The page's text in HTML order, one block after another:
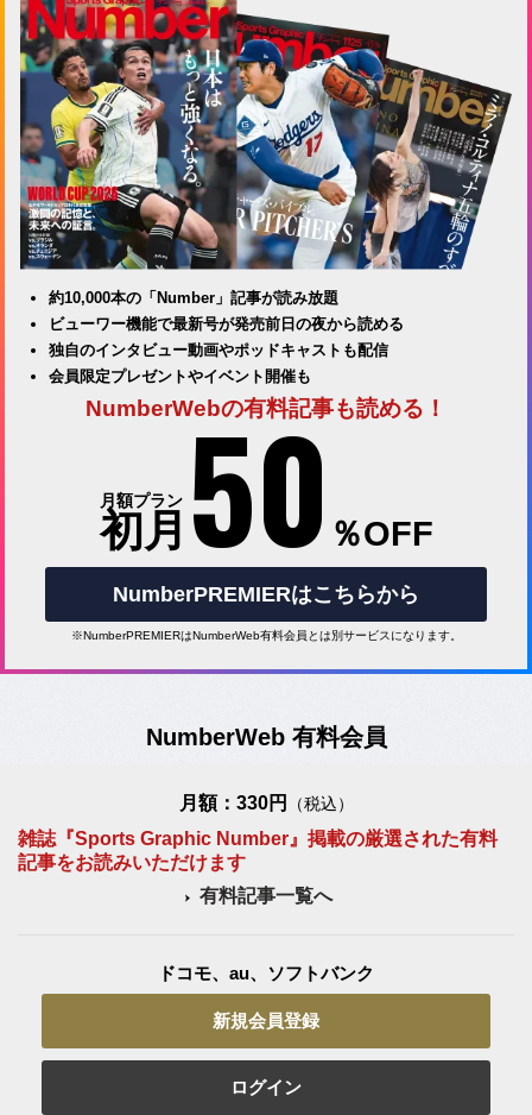
約10,000本の「Number」記事が読み放題
ビューワー機能で最新号が発売前日の夜から読める
独自のインタビュー動画やポッドキャストも配信
会員限定プレゼントやイベント開催も
NumberWebの有料記事も読める！
月額プラン
初月 50 ％OFF
NumberPREMIERはこちらから
※NumberPREMIERはNumberWeb有料会員とは別サービスになります。
NumberWeb 有料会員
月額：330円 （税込）
雑誌『Sports Graphic Number』掲載の厳選された有料
記事をお読みいただけます
有料記事一覧へ
ドコモ、au、ソフトバンク
新規会員登録
ログイン